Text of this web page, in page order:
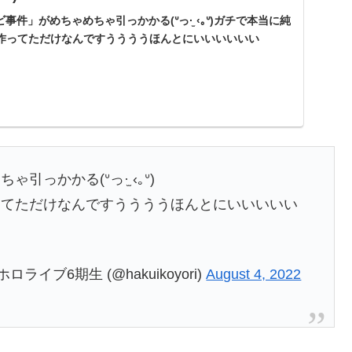
件」がめちゃめちゃ引っかかる(ᐡっ·̫ ‹｡ᐡ)ガチで本当に純
ってただけなんですううううほんとにいいいいいい
ゃ引っかかる(ᐡっ·̫ ‹｡ᐡ)
ただけなんですううううほんとにいいいいい
ロライブ6期生 (@hakuikoyori)August 4, 2022